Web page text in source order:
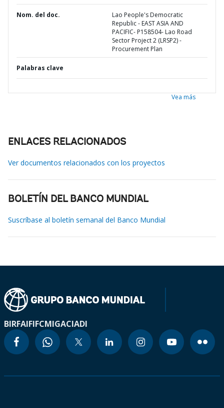
Nom. del doc.
Lao People's Democratic
Republic - EAST ASIA AND
PACIFIC- P158504- Lao Road
Sector Project 2 (LRSP2) -
Procurement Plan
Palabras clave
Vea más
ENLACES RELACIONADOS
Ver documentos relacionados con los proyectos
BOLETÍN DEL BANCO MUNDIAL
Suscríbase al boletín semanal del Banco Mundial
BIRFAIFIFCMIGACIADI